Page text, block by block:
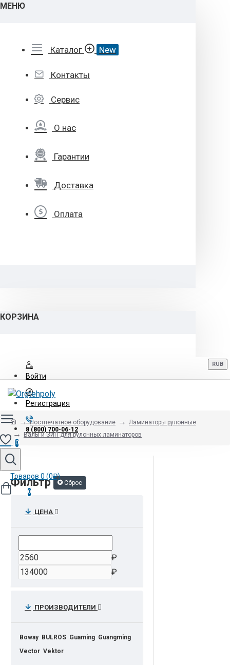
МЕНЮ
Каталог New
Контакты
Сервис
О нас
Гарантии
Доставка
Оплата
КОРЗИНА
Войти
Регистрация
8 (800) 700-06-12
RUB
0
Товаров 0 (0₽)
0
Постпечатное оборудование
Ламинаторы рулонные
Валы и ЗИП для рулонных ламинаторов
Фильтр Сброс
ЦЕНА
₽
₽
ПРОИЗВОДИТЕЛИ
Boway BULROS Guaming Guangming
Vector Vektor